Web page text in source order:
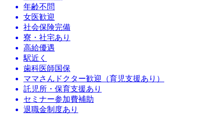
年齢不問
女医歓迎
社会保険完備
寮・社宅あり
高給優遇
駅近く
歯科医師国保
ママさんドクター歓迎（育児支援あり）
託児所・保育支援あり
セミナー参加費補助
退職金制度あり